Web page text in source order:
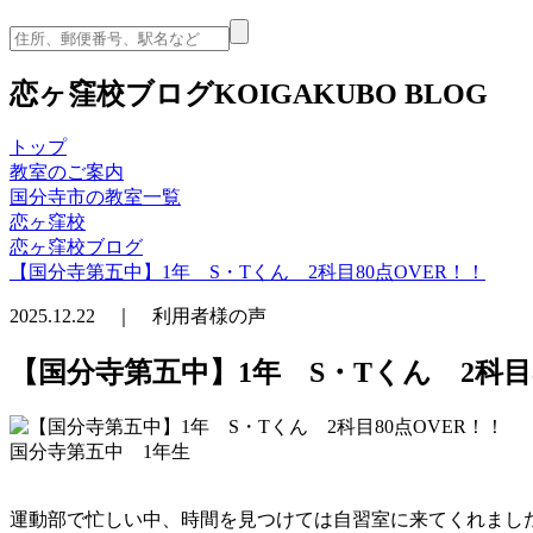
恋ヶ窪校ブログKOIGAKUBO BLOG
トップ
教室のご案内
国分寺市の教室一覧
恋ヶ窪校
恋ヶ窪校ブログ
【国分寺第五中】1年 S・Tくん 2科目80点OVER！！
2025.12.22 ｜ 利用者様の声
【国分寺第五中】1年 S・Tくん 2科目
国分寺第五中 1年生
運動部で忙しい中、時間を見つけては自習室に来てくれまし